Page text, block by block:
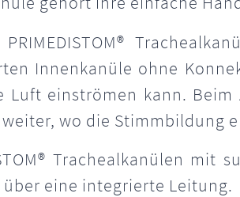
PRIMEDISTOM®
Innenkanüle ohne
Luft einströmen kann.
wo die Stimmbildung
Trachealkanülen
über eine integrierte Leitung.